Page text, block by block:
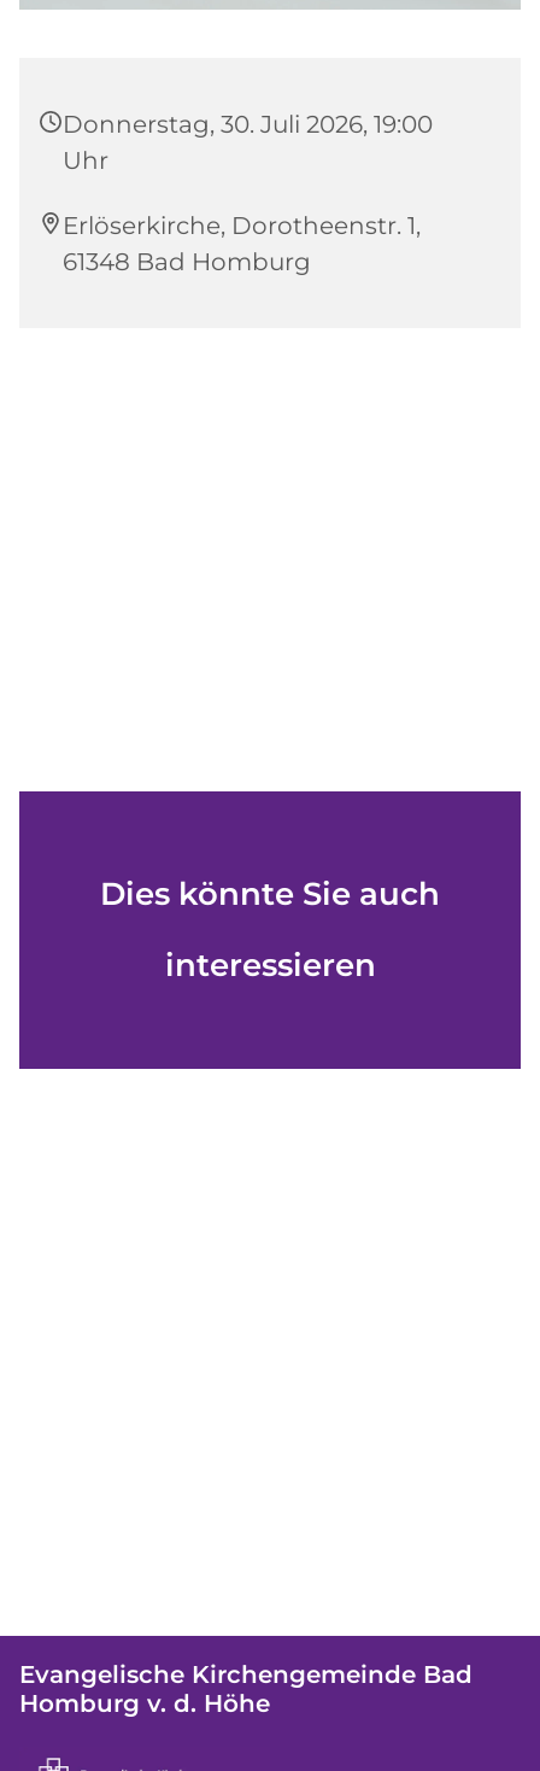
Donnerstag, 30. Juli 2026, 19:00
Uhr
Erlöserkirche, Dorotheenstr. 1,
61348 Bad Homburg
Dies könnte Sie auch
interessieren
Evangelische Kirchengemeinde Bad
Homburg v. d. Höhe